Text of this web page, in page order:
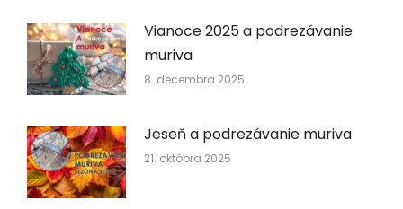
Vianoce 2025 a podrezávanie
muriva
8. decembra 2025
Jeseň a podrezávanie muriva
21. októbra 2025